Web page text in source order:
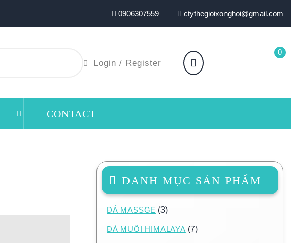
0906307559 ctythegioixonghoi@gmail.com
Login / Register
0
CONTACT
DANH MỤC SẢN PHẨM
ĐÁ MASSGE (3)
ĐÁ MUỐI HIMALAYA (7)